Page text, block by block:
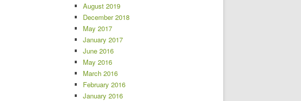
August 2019
December 2018
May 2017
January 2017
June 2016
May 2016
March 2016
February 2016
January 2016